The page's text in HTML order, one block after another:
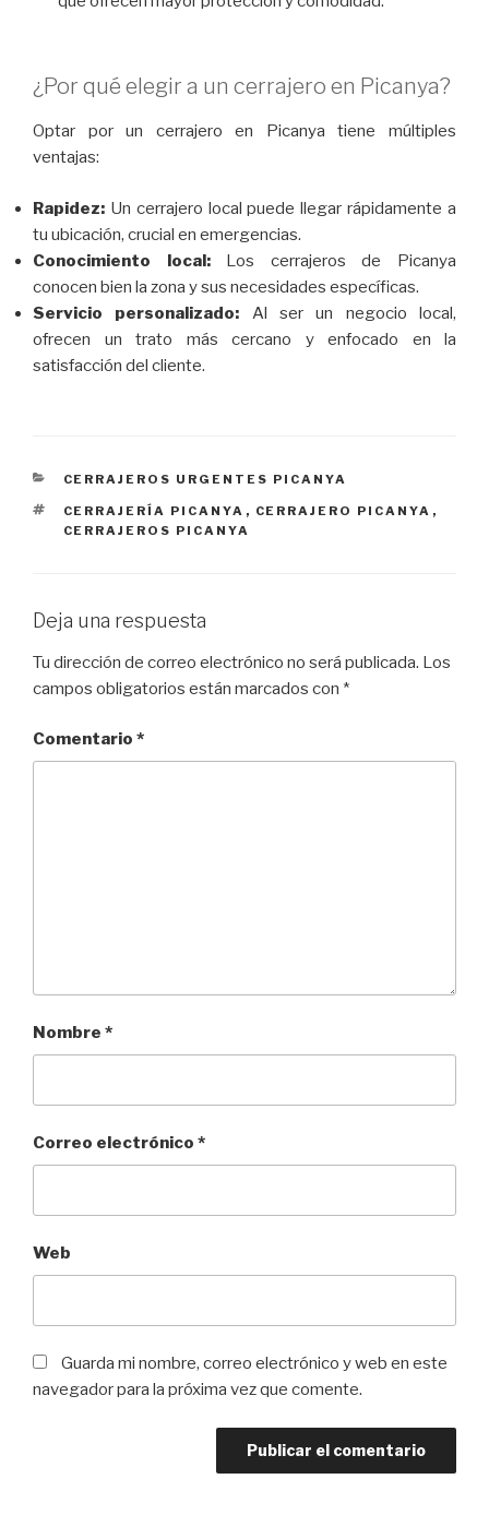
¿Por qué elegir a un cerrajero en Picanya?
Optar por un cerrajero en Picanya tiene múltiples
ventajas:
Rapidez: Un cerrajero local puede llegar rápidamente a
tu ubicación, crucial en emergencias.
Conocimiento local:Los cerrajeros de Picanya
conocen bien la zona y sus necesidades específicas.
Servicio personalizado: Al ser un negocio local,
ofrecen un trato más cercano y enfocado en la
satisfacción del cliente.
CATEGORÍAS
CERRAJEROS URGENTES PICANYA
ETIQUETAS
CERRAJERÍA PICANYA , CERRAJERO PICANYA ,
CERRAJEROS PICANYA
Deja una respuesta
Tu dirección de correo electrónico no será publicada. Los
campos obligatorios están marcados con *
Comentario *
Nombre *
Correo electrónico *
Web
Guarda mi nombre, correo electrónico y web en este
navegador para la próxima vez que comente.